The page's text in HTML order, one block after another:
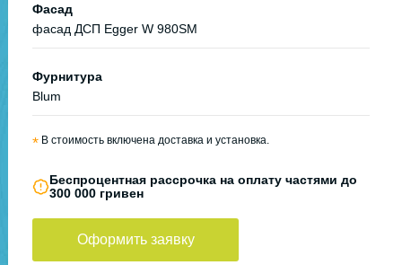
Фасад
фасад ДСП Egger W 980SM
Фурнитура
Blum
* В стоимость включена доставка и установка.
Беспроцентная рассрочка на оплату частями до
300 000 гривен
Оформить заявку